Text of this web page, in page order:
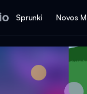
io Sprunki Novos